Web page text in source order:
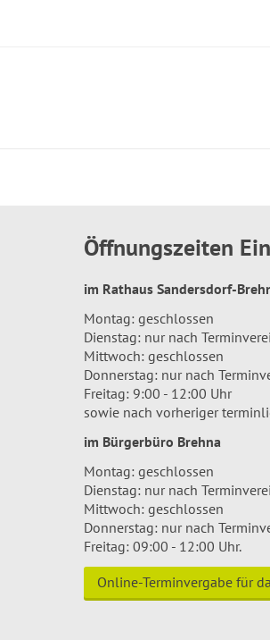
Öffnungszeiten
im Rathaus Sandersdorf-
Montag: geschlossen
Dienstag: nur nach
Mittwoch: geschlossen
Donnerstag: nur nach
Freitag: 9:00 - 12:00 Uhr
sowie nach vorheriger
im Bürgerbüro Brehna
Montag: geschlossen
Dienstag: nur nach
Mittwoch: geschlossen
Donnerstag: nur nach
Freitag: 09:00 - 12:00 Uhr.
Online-Terminvergabe für